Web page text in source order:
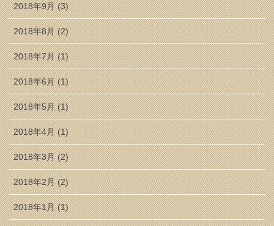
2018年9月 (3)
2018年8月 (2)
2018年7月 (1)
2018年6月 (1)
2018年5月 (1)
2018年4月 (1)
2018年3月 (2)
2018年2月 (2)
2018年1月 (1)